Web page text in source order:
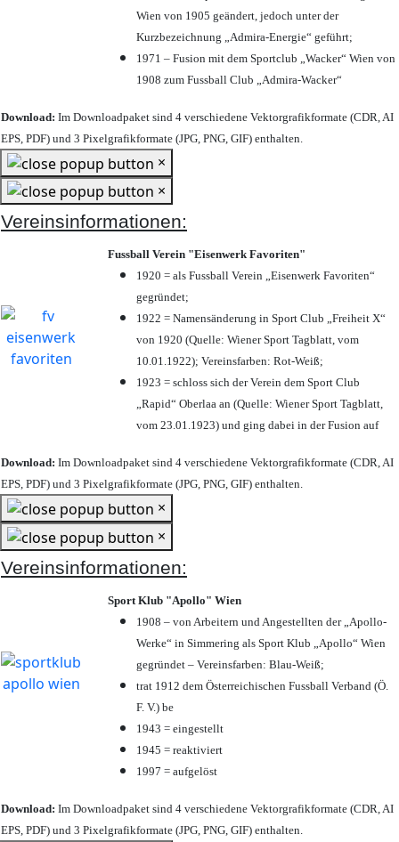
Wien von 1905 geändert, jedoch unter der
Kurzbezeichnung „Admira-Energie“ geführt;
1971 – Fusion mit dem Sportclub „Wacker“ Wien von
1908 zum Fussball Club „Admira-Wacker“
Download: Im Downloadpaket sind 4 verschiedene Vektorgrafikformate (CDR, AI
EPS, PDF) und 3 Pixelgrafikformate (JPG, PNG, GIF) enthalten.
×
×
Vereinsinformationen:
Fussball Verein "Eisenwerk Favoriten"
1920 = als Fussball Verein „Eisenwerk Favoriten“
gegründet;
1922 = Namensänderung in Sport Club „Freiheit X“
von 1920 (Quelle: Wiener Sport Tagblatt, vom
10.01.1922); Vereinsfarben: Rot-Weiß;
1923 = schloss sich der Verein dem Sport Club
„Rapid“ Oberlaa an (Quelle: Wiener Sport Tagblatt,
vom 23.01.1923) und ging dabei in der Fusion auf
Download: Im Downloadpaket sind 4 verschiedene Vektorgrafikformate (CDR, AI
EPS, PDF) und 3 Pixelgrafikformate (JPG, PNG, GIF) enthalten.
×
×
Vereinsinformationen:
Sport Klub "Apollo" Wien
1908 – von Arbeitern und Angestellten der „Apollo-
Werke“ in Simmering als Sport Klub „Apollo“ Wien
gegründet – Vereinsfarben: Blau-Weiß;
trat 1912 dem Österreichischen Fussball Verband (Ö.
F. V.) be
1943 = eingestellt
1945 = reaktiviert
1997 = aufgelöst
Download: Im Downloadpaket sind 4 verschiedene Vektorgrafikformate (CDR, AI
EPS, PDF) und 3 Pixelgrafikformate (JPG, PNG, GIF) enthalten.